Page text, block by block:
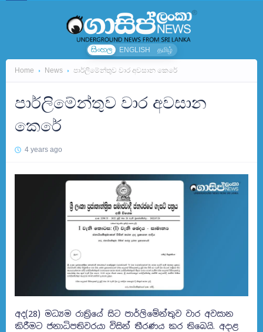
සිංහල ENGLISH தமிழ்
Home News පාර්ලිමේන්තුව වාර අවසාන කෙරේ
පාර්ලිමේන්තුව වාර අවසාන
කෙරේ
4 years ago
අද(28) මධ්‍යම රාත්‍රියේ සිට පාර්ලිමේන්තුව වාර අවසාන
කිරීමට ජනාධිපතිවරයා විසින් තීරණය කර තිබෙයි. අදාළ